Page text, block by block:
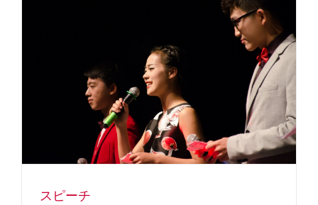
スピーチ